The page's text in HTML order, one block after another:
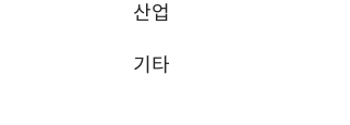
산업
기타